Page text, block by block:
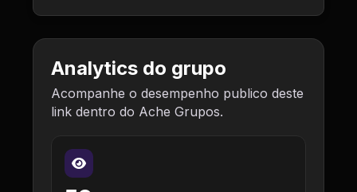
Analytics do grupo
Acompanhe o desempenho publico deste
link dentro do Ache Grupos.